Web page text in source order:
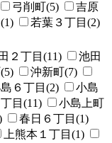
弓削町(5)
吉原
若葉３丁目(2)
２丁目(11)
池田
沖新町(7)
６丁目(2)
小島
目(11)
小島上町
春日６丁目(1)
上熊本１丁目(1)